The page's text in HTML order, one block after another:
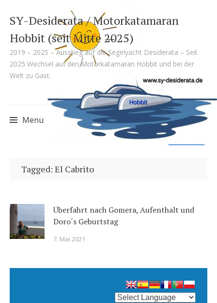
SY-Desiderata / Motorkatamaran
Hobbit (seit Mitte 2025)
2019 – 2025 – Ausstieg auf die Segelyacht Desiderata – Seit
2025 Wechsel auf den Motorkatamaran Hobbit und bei der
Welt zu Gast.
Menu
to
Tagged: El Cabrito
Überfahrt nach Gomera, Aufenthalt und
Doro´s Geburtstag
7. Mai 2021